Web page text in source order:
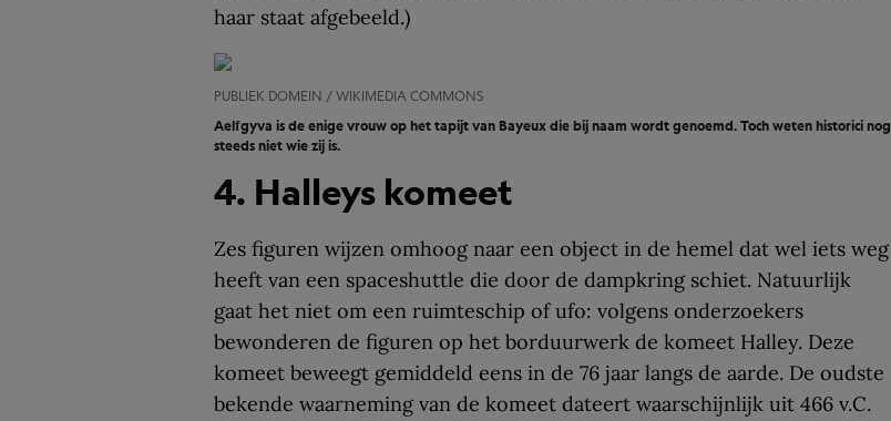
haar staat afgebeeld.)
PUBLIEK DOMEIN / WIKIMEDIA COMMONS
Aelfgyva is de enige vrouw op het tapijt van Bayeux die bij naam wordt genoemd. Toch weten historici nog
steeds niet wie zij is.
4. Halleys komeet
Zes figuren wijzen omhoog naar een object in de hemel dat wel iets weg
heeft van een spaceshuttle die door de dampkring schiet. Natuurlijk
gaat het niet om een ruimteschip of ufo: volgens onderzoekers
bewonderen de figuren op het borduurwerk de komeet Halley. Deze
komeet beweegt gemiddeld eens in de 76 jaar langs de aarde. De oudste
bekende waarneming van de komeet dateert waarschijnlijk uit 466 v.C.